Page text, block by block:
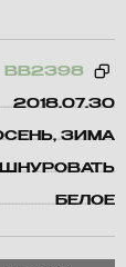
BB2398
2018.07.30
ЗИМА
БЕЛОЕ